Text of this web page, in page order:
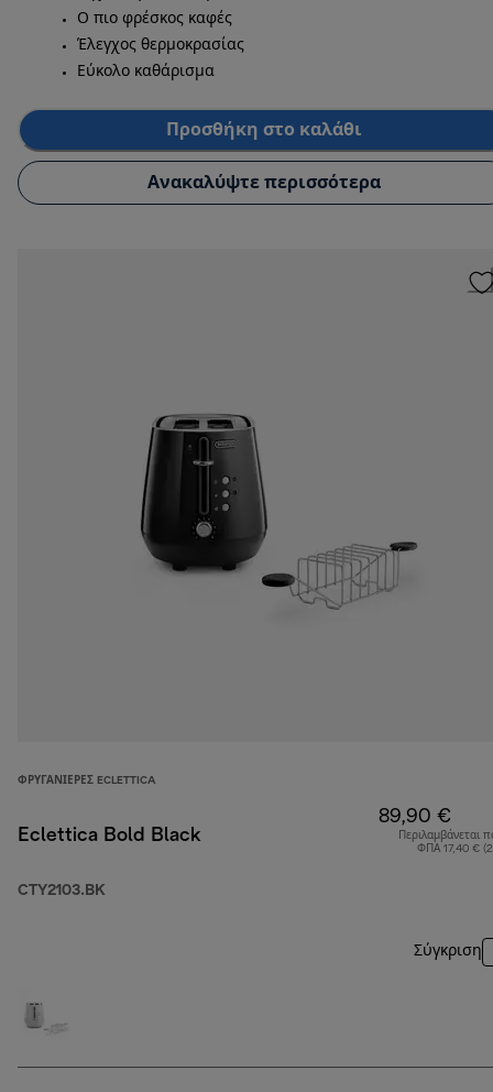
Ο πιο φρέσκος καφές
Έλεγχος θερμοκρασίας
Εύκολο καθάρισμα
Προσθήκη στο καλάθι
Ανακαλύψτε περισσότερα
ΦΡΥΓΑΝΙΈΡΕΣ ECLETTICA
Eclettica Bold Black
CTY2103.BK
89,90 €
Περιλαμβάνεται
ΦΠΑ 17,40 €
Σύγκριση